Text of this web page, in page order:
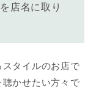
店名に取り
タイルのお店で
かせたい方々で